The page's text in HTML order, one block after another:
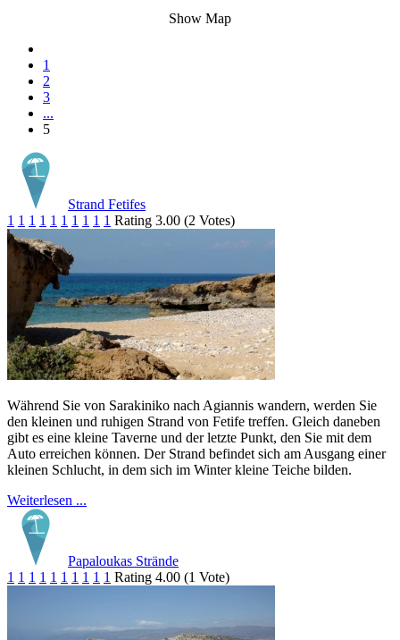
Show Map
1
2
3
...
5
Strand Fetifes
1 1 1 1 1 1 1 1 1 1 Rating 3.00 (2 Votes)
Während Sie von Sarakiniko nach Agiannis wandern, werden Sie
den kleinen und ruhigen Strand von Fetife treffen. Gleich daneben
gibt es eine kleine Taverne und der letzte Punkt, den Sie mit dem
Auto erreichen können. Der Strand befindet sich am Ausgang einer
kleinen Schlucht, in dem sich im Winter kleine Teiche bilden.
Weiterlesen ...
Papaloukas Strände
1 1 1 1 1 1 1 1 1 1 Rating 4.00 (1 Vote)